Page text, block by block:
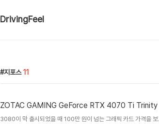
DrivingFeel
지포스 11
ZOTAC GAMING GeForce RTX 4070 Ti Trinity
3080이 막 출시되었을 때 100만 원이 넘는 그래픽 카드 가격을